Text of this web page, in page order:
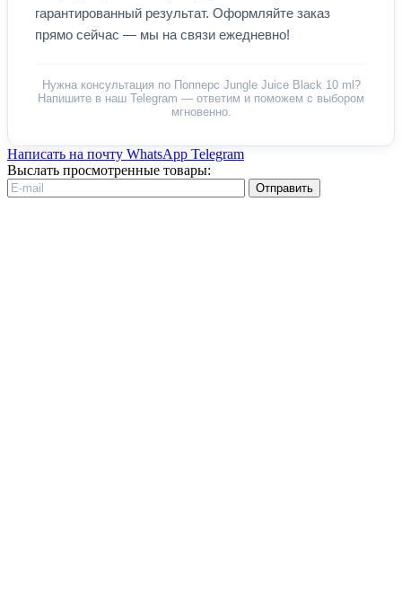
гарантированный результат. Оформляйте заказ
прямо сейчас — мы на связи ежедневно!
Нужна консультация по Попперс Jungle Juice Black 10 ml?
Напишите в наш Telegram — ответим и поможем с выбором
мгновенно.
Написать на почту WhatsApp Telegram
Выслать просмотренные товары:
Отправить